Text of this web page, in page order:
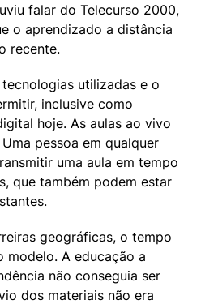
falar do Telecurso 2000,
o aprendizado a distância
recente.
utilizadas e o
inclusive como
hoje. As aulas ao vivo
pessoa em qualquer
uma aula em tempo
que também podem estar
geográficas, o tempo
modelo. A educação a
não conseguia ser
dos materiais não era